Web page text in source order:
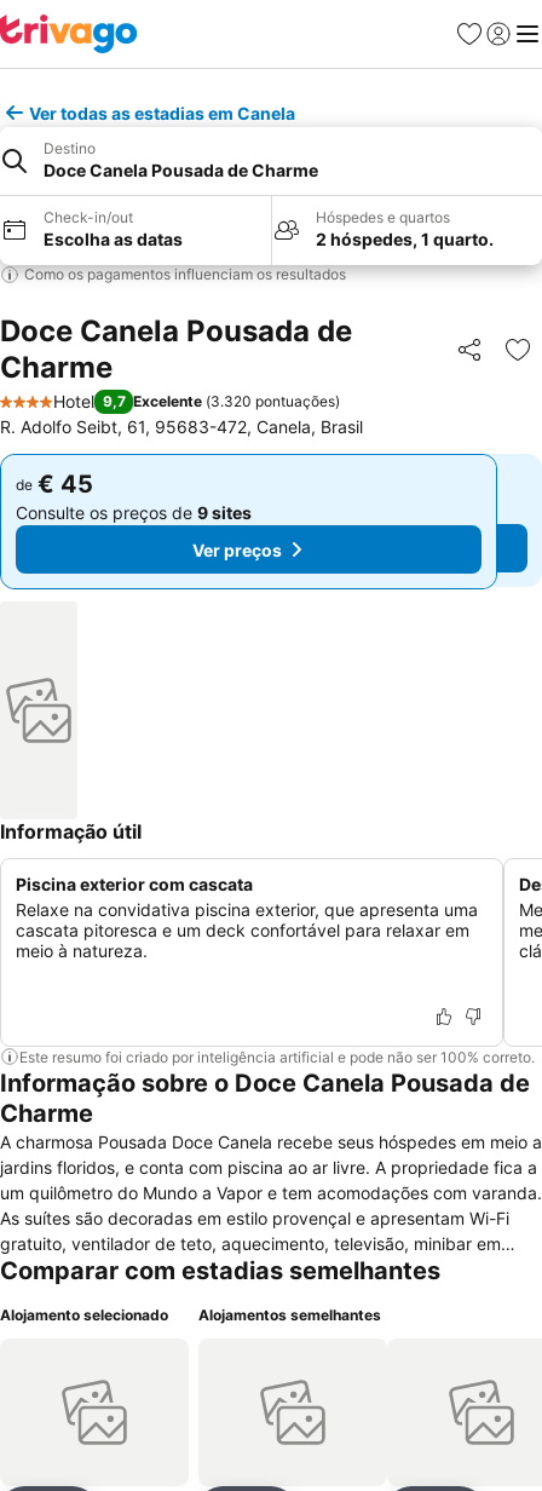
Favoritos
Iniciar
Ver todas as estadias em Canela
Destino
Doce Canela Pousada de Charme
Check-in/out
Escolha as datas
Hóspedes e quartos
2 hóspedes, 1 quarto.
Como os pagamentos influenciam os resultados
Doce Canela Pousada de
Charme
Partilhar
4 Estrelas
Hotel 9,7 Excelente (3.320 pontuações)
R. Adolfo Seibt, 61, 95683-472, Canela, Brasil
de € 45
Consulte os preços de 9 sites
Ver preços
de € 45
Consulte os preços de 9 sites
Ver preços
Informação útil
Piscina exterior com cascata
Relaxe na convidativa piscina exterior, que apresenta uma
cascata pitoresca e um deck confortável para relaxar em
meio à natureza.
Este resumo foi criado por inteligência artificial e pode não ser 100% correto.
Informação sobre o Doce Canela Pousada de
Charme
A charmosa Pousada Doce Canela recebe seus hóspedes em meio a
jardins floridos, e conta com piscina ao ar livre. A propriedade fica a
um quilômetro do Mundo a Vapor e tem acomodações com varanda.
As suítes são decoradas em estilo provençal e apresentam Wi-Fi
gratuito, ventilador de teto, aquecimento, televisão, minibar em
estilo retrô e colchão italiano. As unidades podem receber até
encontra estacionamento gratuito, cozinha compartilhada, serviço
que serve almoço, e o Piccolo Paradiso do Xico, que oferece jantar.
De carro, são cinco minutos até a Catedral de Pedra. Já para
atrações como a Rua Coberta, o Mini Mundo e a Aldeia do Papai
Comparar com estadias semelhantes
Alojamento selecionado Alojamentos semelhantes